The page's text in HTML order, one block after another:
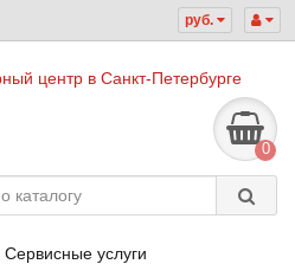
руб.
0
Сервисные услуги